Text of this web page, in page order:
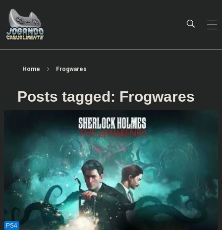
Home Frogwares
Posts tagged: Frogwares